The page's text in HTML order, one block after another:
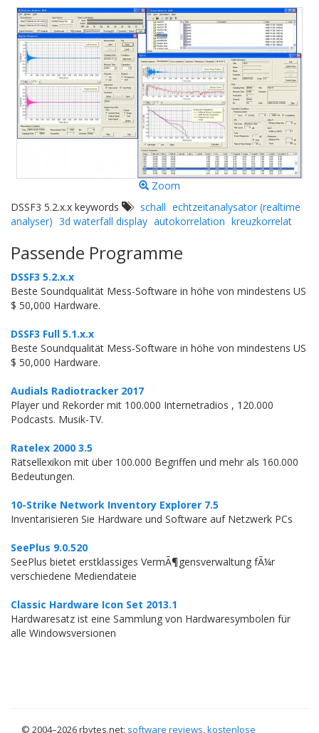
Zoom
DSSF3 5.2.x.x keywords
schall echtzeitanalysator (realtime
analyser) 3d waterfall display autokorrelation kreuzkorrelat
Passende Programme
DSSF3 5.2.x.x
Beste Soundqualität Mess-Software in höhe von mindestens US
$ 50,000 Hardware.
DSSF3 Full 5.1.x.x
Beste Soundqualität Mess-Software in höhe von mindestens US
$ 50,000 Hardware.
Audials Radiotracker 2017
Player und Rekorder mit 100.000 Internetradios , 120.000
Podcasts. Musik-TV.
Ratelex 2000 3.5
Rätsellexikon mit über 100.000 Begriffen und mehr als 160.000
Bedeutungen.
10-Strike Network Inventory Explorer 7.5
Inventarisieren Sie Hardware und Software auf Netzwerk PCs
SeePlus 9.0.520
SeePlus bietet erstklassiges VermÃ¶gensverwaltung fÃ¼r
verschiedene Mediendateie
Classic Hardware Icon Set 2013.1
Hardwaresatz ist eine Sammlung von Hardwaresymbolen für
alle Windowsversionen
© 2004–2026 rbytes.net: software reviews,kostenlose